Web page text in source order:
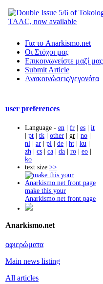
Για το Anarkismo.net
Οι Στόχοι μας
Επικοινωνείστε μαζί μας
Submit Article
Ανακοινώσεις/γεγονότα
user preferences
Language - en | fr | es | it
| pt | tk | other | gr | no |
nl | ar | pl | de | ht | ku |
zh | cs | ca | da | ro | eo |
ko
text size >>
make this your
Anarkismo.net front page
Anarkismo.net
αφιερώματα
Main news listing
All articles